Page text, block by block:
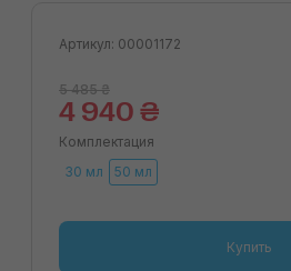
Артикул: 00001172
5 485 ₴
4 940 ₴
Комплектация
30 мл
50 мл
Купить